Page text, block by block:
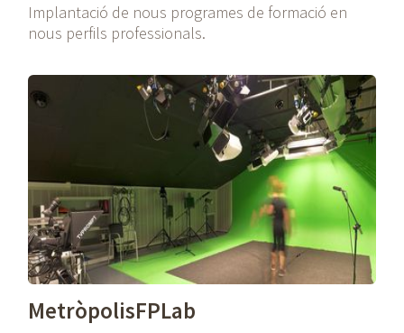
Implantació de nous programes de formació en
nous perfils professionals.
MetròpolisFPLab